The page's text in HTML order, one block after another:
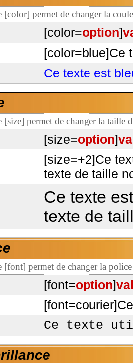
[color] permet de changer la
[color=option]
[color=blue]Ce
Ce texte est
[size] permet de changer la taille
[size=option]
[size=+2]Ce
texte de taille
Ce texte
texte de
[font] permet de changer la
[font=option]
Ce texte